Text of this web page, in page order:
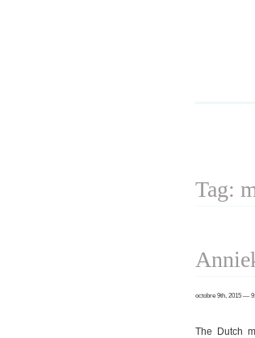
Tag:
octobre 9th, 2015 —
The Dutch